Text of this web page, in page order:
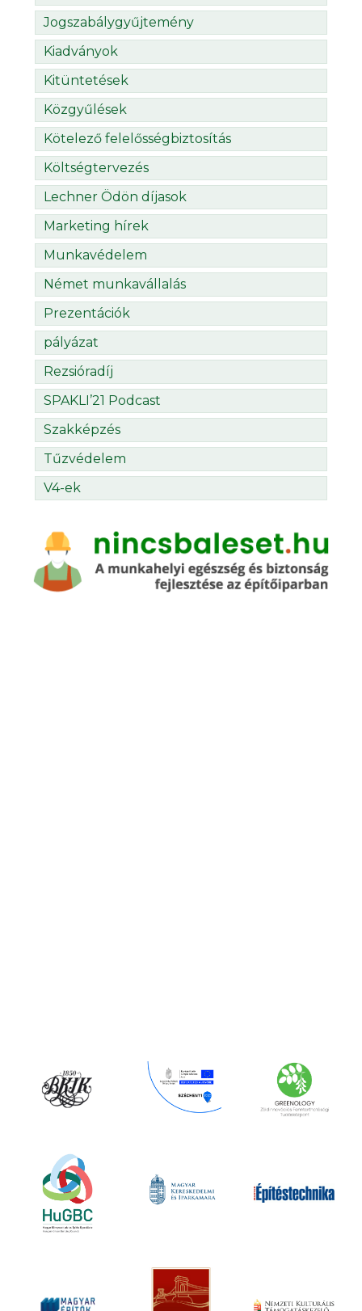
Jogszabálygyűjtemény
Kiadványok
Kitüntetések
Közgyűlések
Kötelező felelősségbiztosítás
Költségtervezés
Lechner Ödön díjasok
Marketing hírek
Munkavédelem
Német munkavállalás
Prezentációk
pályázat
Rezsióradíj
SPAKLI’21 Podcast
Szakképzés
Tűzvédelem
V4-ek